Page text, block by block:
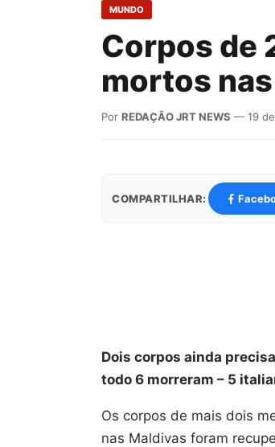
MUNDO
Corpos de
mortos
Por REDAÇÃO JRT NEWS — 19
COMPARTILHAR:
Dois corpos ainda
todo 6 morreram – 5
Os corpos de mais dois
nas Maldivas foram